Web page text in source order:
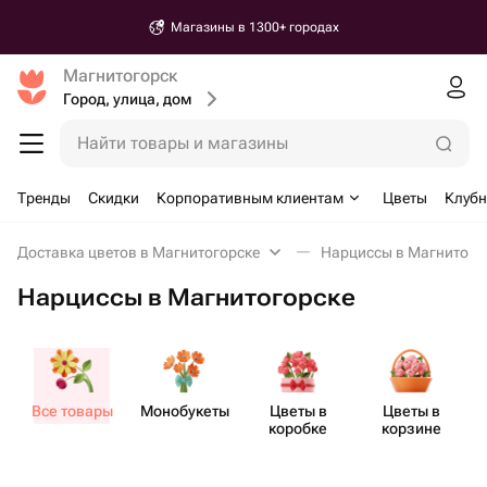
Магазины в 1300+ городах
Магнитогорск
Город, улица, дом
Найти товары и магазины
Тренды Скидки Корпоративным клиентам Цветы
Доставка цветов в Магнитогорске Нарциссы в
Нарциссы в Магнитогорске
Все товары Моно​букеты
Цветы в
коробке
Цветы в
корзине